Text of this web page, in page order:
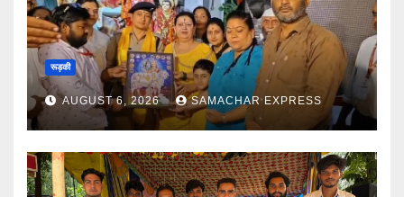
रूड़की
AUGUST 6, 2026 SAMACHAR EXPRESS